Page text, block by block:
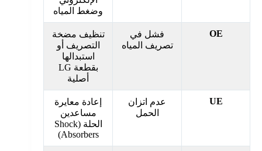
وضغط المياه
OE
فشل في
تصريف المياه
تنظيف مضخة
التصريف أو
استبدالها
بقطعة LG
أصلية
UE
عدم اتزان
الحمل
إعادة معايرة
مساعدين
الحلة (Shock
Absorbers)